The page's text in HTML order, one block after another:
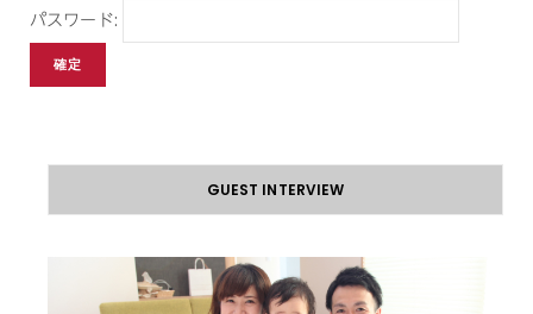
パスワード:
GUEST INTERVIEW